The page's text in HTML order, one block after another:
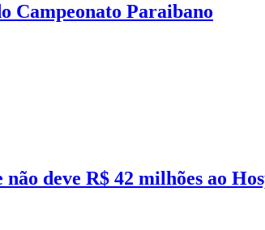
Campeonato Paraibano
deve R$ 42 milhões ao